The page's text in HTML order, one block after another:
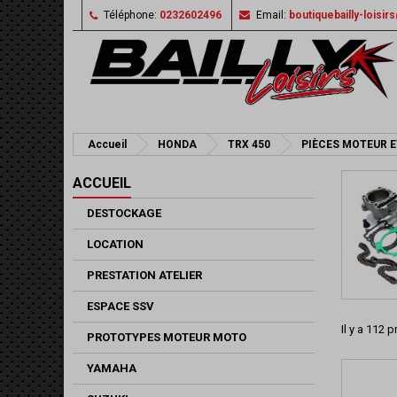
Téléphone: 0232602496 Email: boutiquebailly-
Accueil HONDA TRX 450 PIÈCES MOTEUR
ACCUEIL
DESTOCKAGE
LOCATION
PRESTATION ATELIER
ESPACE SSV
PROTOTYPES MOTEUR MOTO
YAMAHA
Il y a 112